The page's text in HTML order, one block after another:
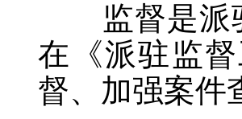
监督是派驻
在《派驻监
督、加强案件